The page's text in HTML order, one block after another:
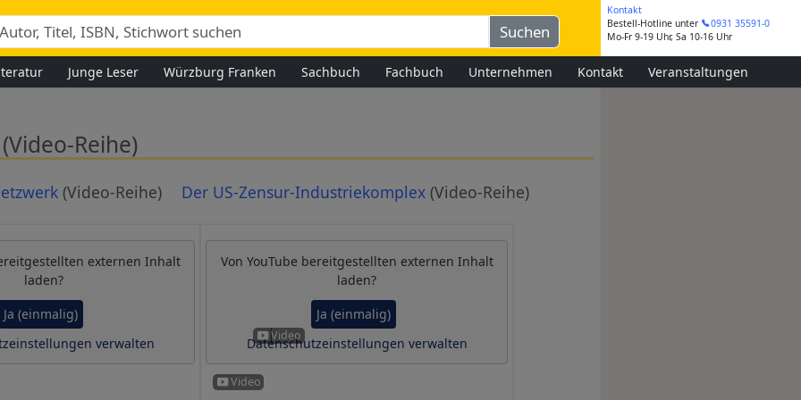
Kontakt
Bestell-Hotline unter
0931 35591-0
Mo-Fr 9-19 Uhr, Sa 10-16 Uhr
Junge Leser Würzburg Franken Sachbuch Fachbuch Unternehmen Kontakt Veranstaltungen
(Video-Reihe)
(Video-Reihe) Der US-Zensur-Industriekomplex (Video-Reihe)
externen Inhalt
laden?
Ja (einmalig)
verwalten
Von YouTube bereitgestellten externen Inhalt
laden?
Ja (einmalig)
Datenschutzeinstellungen verwalten